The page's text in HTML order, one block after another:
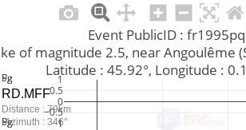
1
−1
−0.5
0
0.5
1
Event PublicID :
of magnitude 2.5, near
Latitude : 45.92°, Longitude :
Pg
Sg
Pg
Sg
RD.MFF
Distance : 79km
Azimuth : 346°